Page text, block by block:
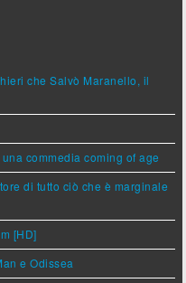
che Salvò Maranello, il
commedia coming of age
di tutto ciò che è marginale
[HD]
e Odissea